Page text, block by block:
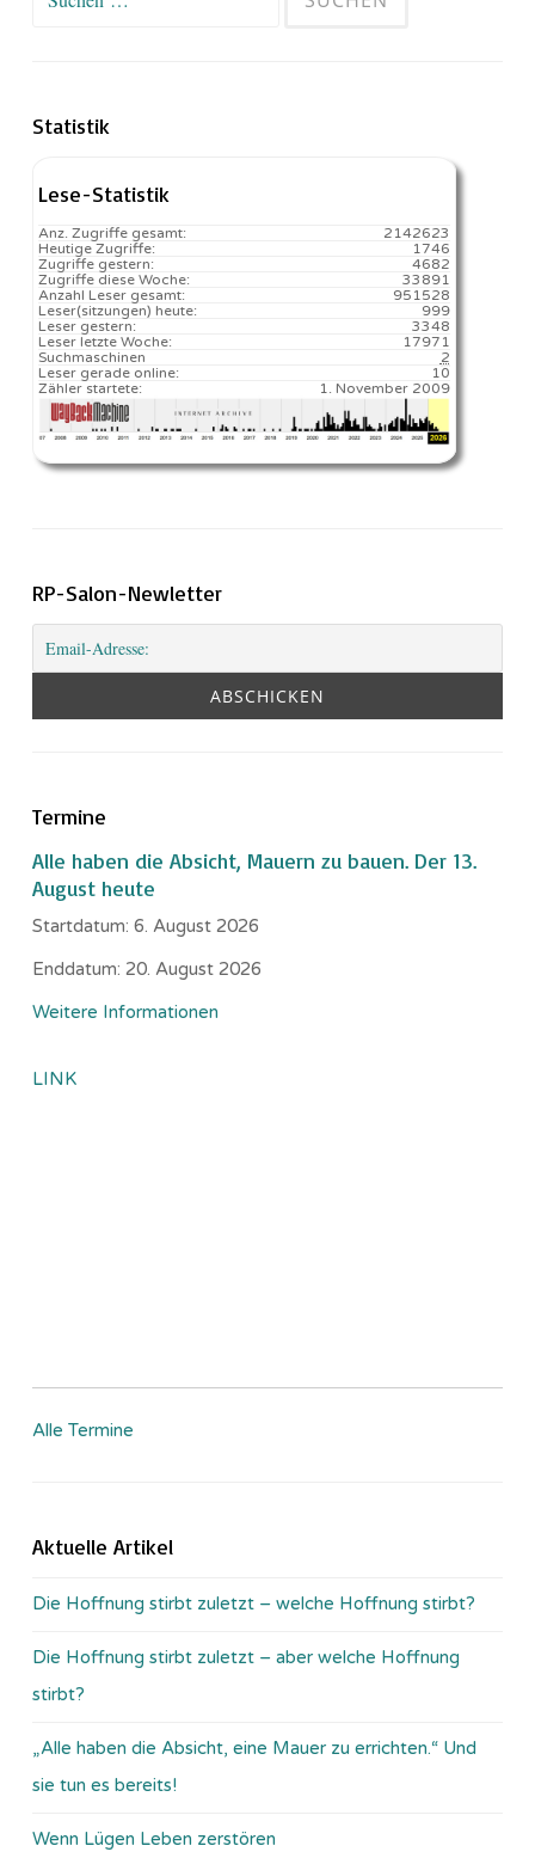
Statistik
Lese-Statistik
2142623
Anz. Zugriffe gesamt:
1746
Heutige Zugriffe:
4682
Zugriffe gestern:
33891
Zugriffe diese Woche:
951528
Anzahl Leser gesamt:
999️
Leser(sitzungen) heute:
3348
Leser gestern:
17971️
Leser letzte Woche:
2
Suchmaschinen
10
Leser gerade online:
1. November 2009
Zähler startete:
RP-Salon-Newletter
Termine
Alle haben die Absicht, Mauern zu bauen. Der 13.
August heute
Startdatum: 6. August 2026
Enddatum: 20. August 2026
Weitere Informationen
LINK
Alle Termine
Aktuelle Artikel
Die Hoffnung stirbt zuletzt – welche Hoffnung stirbt?
Die Hoffnung stirbt zuletzt – aber welche Hoffnung
stirbt?
„Alle haben die Absicht, eine Mauer zu errichten.“ Und
sie tun es bereits!
Wenn Lügen Leben zerstören